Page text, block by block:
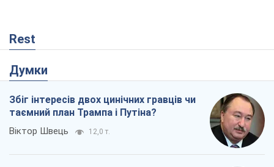
Rest
Думки
Збіг інтересів двох цинічних гравців чи
таємний план Трампа і Путіна?
Віктор Швець 12,0 т.